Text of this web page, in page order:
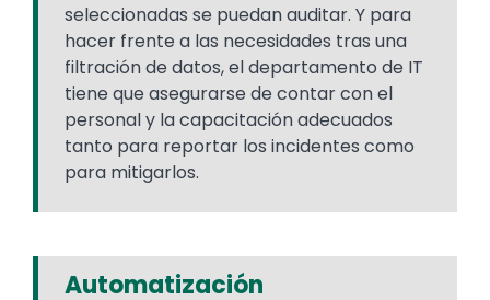
seleccionadas se puedan auditar. Y para
hacer frente a las necesidades tras una
filtración de datos, el departamento de IT
tiene que asegurarse de contar con el
personal y la capacitación adecuados
tanto para reportar los incidentes como
para mitigarlos.
Automatización